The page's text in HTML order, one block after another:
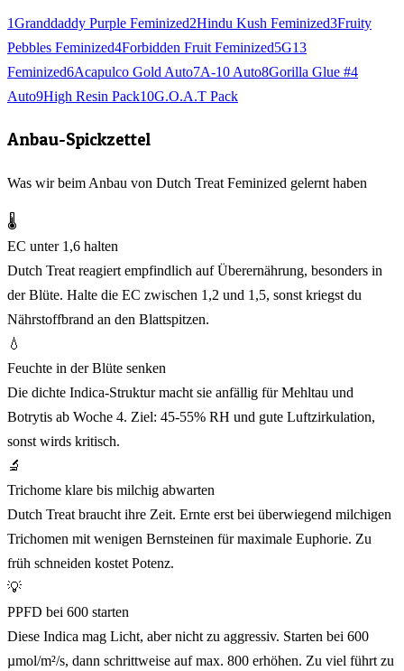
1Granddaddy Purple Feminized2Hindu Kush Feminized3Fruity
Pebbles Feminized4Forbidden Fruit Feminized5G13
Feminized6Acapulco Gold Auto7A-10 Auto8Gorilla Glue #4
Auto9High Resin Pack10G.O.A.T Pack
Anbau-Spickzettel
Was wir beim Anbau von Dutch Treat Feminized gelernt haben
🌡️
EC unter 1,6 halten
Dutch Treat reagiert empfindlich auf Überernährung, besonders in
der Blüte. Halte die EC zwischen 1,2 und 1,5, sonst kriegst du
Nährstoffbrand an den Blattspitzen.
💧
Feuchte in der Blüte senken
Die dichte Indica-Struktur macht sie anfällig für Mehltau und
Botrytis ab Woche 4. Ziel: 45-55% RH und gute Luftzirkulation,
sonst wirds kritisch.
🔬
Trichome klare bis milchig abwarten
Dutch Treat braucht ihre Zeit. Ernte erst bei überwiegend milchigen
Trichomen mit wenigen Bernsteinen für maximale Euphorie. Zu
früh schneiden kostet Potenz.
💡
PPFD bei 600 starten
Diese Indica mag Licht, aber nicht zu aggressiv. Starten bei 600
µmol/m²/s, dann schrittweise auf max. 800 erhöhen. Zu viel führt zu